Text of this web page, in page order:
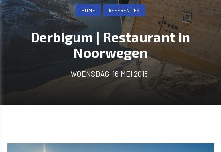
HOME REFERENTIES
Derbigum | Restaurant in
Noorwegen
WOENSDAG, 16 MEI 2018